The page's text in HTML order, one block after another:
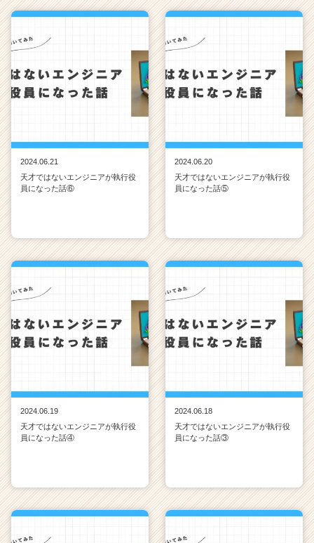
2024.06.21
天才ではないエンジニアが執行役
員になった話⑥
2024.06.20
天才ではないエンジニアが執行役
員になった話⑤
2024.06.19
天才ではないエンジニアが執行役
員になった話④
2024.06.18
天才ではないエンジニアが執行役
員になった話③